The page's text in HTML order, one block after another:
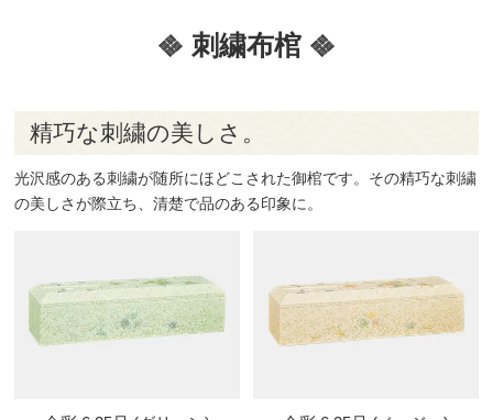
刺繍布棺
精巧な刺繍の美しさ。
光沢感のある刺繍が随所にほどこされた御棺です。その精巧な刺繍
の美しさが際立ち、清楚で品のある印象に。